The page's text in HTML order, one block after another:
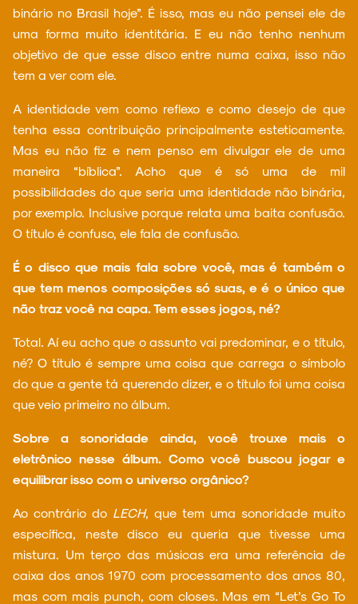
binário no Brasil hoje”. É isso, mas eu não pensei ele de
uma forma muito identitária. E eu não tenho nenhum
objetivo de que esse disco entre numa caixa, isso não
tem a ver com ele.
A identidade vem como reflexo e como desejo de que
tenha essa contribuição principalmente esteticamente.
Mas eu não fiz e nem penso em divulgar ele de uma
maneira “bíblica”. Acho que é só uma de mil
possibilidades do que seria uma identidade não binária,
por exemplo. Inclusive porque relata uma baita confusão.
O título é confuso, ele fala de confusão.
É o disco que mais fala sobre você, mas é também o
que tem menos composições só suas, e é o único que
não traz você na capa. Tem esses jogos, né?
Total. Aí eu acho que o assunto vai predominar, e o título,
né? O título é sempre uma coisa que carrega o símbolo
do que a gente tá querendo dizer, e o título foi uma coisa
que veio primeiro no álbum.
Sobre a sonoridade ainda, você trouxe mais o
eletrônico nesse álbum. Como você buscou jogar e
equilibrar isso com o universo orgânico?
Ao contrário do LECH, que tem uma sonoridade muito
específica, neste disco eu queria que tivesse uma
mistura. Um terço das músicas era uma referência de
caixa dos anos 1970 com processamento dos anos 80,
mas com mais punch, com closes. Mas em “Let’s Go To